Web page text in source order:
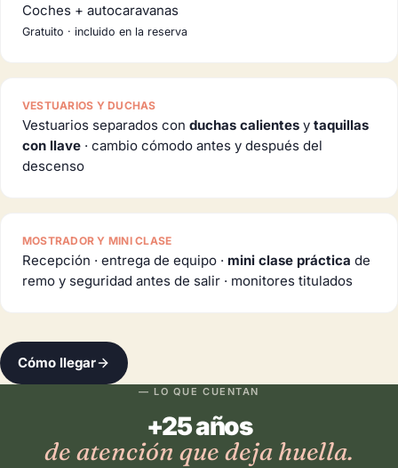
Coches + autocaravanas
Gratuito · incluido en la reserva
VESTUARIOS Y DUCHAS
Vestuarios separados con duchas calientes y taquillas
con llave · cambio cómodo antes y después del
descenso
MOSTRADOR Y MINI CLASE
Recepción · entrega de equipo · mini clase práctica de
remo y seguridad antes de salir · monitores titulados
Cómo llegar
— LO QUE CUENTAN
+25 años
de atención que deja huella.